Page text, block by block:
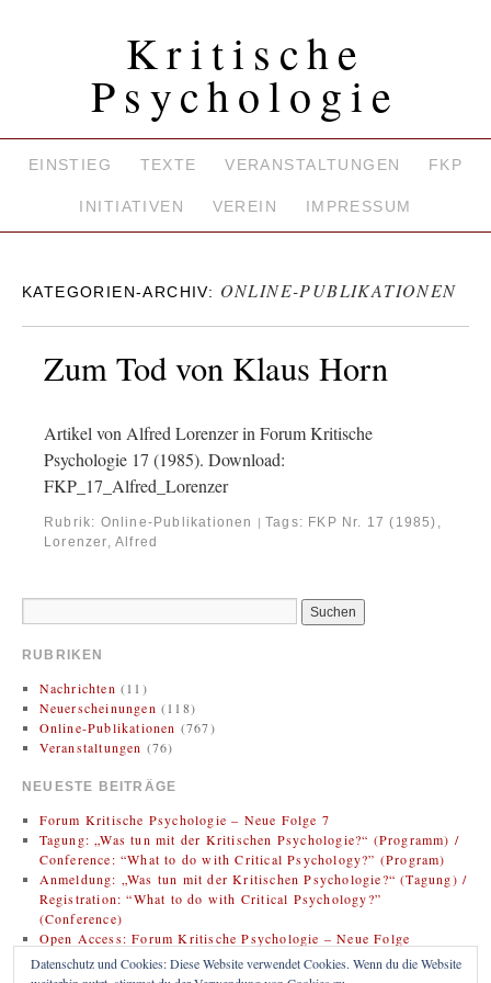
Kritische
Psychologie
EINSTIEG TEXTE VERANSTALTUNGEN FKP
INITIATIVEN VEREIN IMPRESSUM
KATEGORIEN-ARCHIV: ONLINE-PUBLIKATIONEN
Zum Tod von Klaus Horn
Artikel von Alfred Lorenzer in Forum Kritische
Psychologie 17 (1985). Download:
FKP_17_Alfred_Lorenzer
Rubrik: Online-Publikationen | Tags: FKP Nr. 17 (1985) ,
Lorenzer, Alfred
RUBRIKEN
Nachrichten (11)
Neuerscheinungen (118)
Online-Publikationen (767)
Veranstaltungen (76)
NEUESTE BEITRÄGE
Forum Kritische Psychologie – Neue Folge 7
Tagung: „Was tun mit der Kritischen Psychologie?“ (Programm) /
Conference: “What to do with Critical Psychology?” (Program)
Anmeldung: „Was tun mit der Kritischen Psychologie?“ (Tagung) /
Registration: “What to do with Critical Psychology?”
(Conference)
Open Access: Forum Kritische Psychologie – Neue Folge
(Zweitveröffentlichung)
Rezension: Bregman, Rutger (2020). Im Grunde gut: Eine neue
Datenschutz und Cookies: Diese Website verwendet Cookies. Wenn du die Website